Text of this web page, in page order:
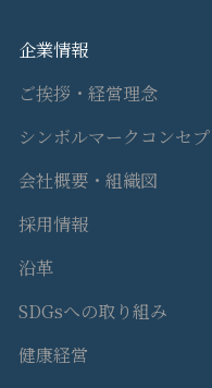
企業情報
ご挨拶・経営理念
シンボルマークコンセプ
会社概要・組織図
採用情報
沿革
SDGsへの取り組み
健康経営